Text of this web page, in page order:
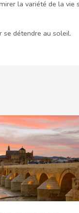
la variété de la vie
détendre au soleil.